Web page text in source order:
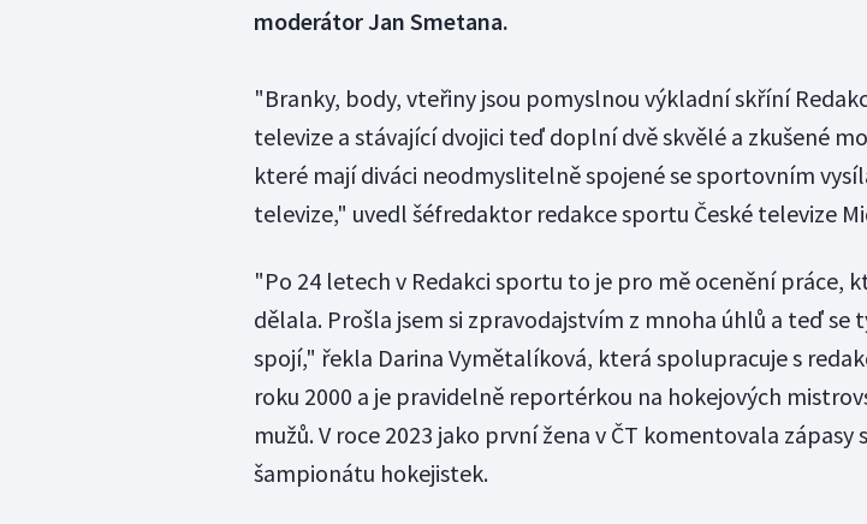
moderátor Jan Smetana.
"Branky, body, vteřiny jsou pomyslnou výkladní skříní
televize a stávající dvojici teď doplní dvě skvělé a zkušené
které mají diváci neodmyslitelně spojené se sportovním
televize," uvedl šéfredaktor redakce sportu České televize
"Po 24 letech v Redakci sportu to je pro mě ocenění práce,
dělala. Prošla jsem si zpravodajstvím z mnoha úhlů a teď se
spojí," řekla Darina Vymětalíková, která spolupracuje s
roku 2000 a je pravidelně reportérkou na hokejových
mužů. V roce 2023 jako první žena v ČT komentovala zápasy
šampionátu hokejistek.